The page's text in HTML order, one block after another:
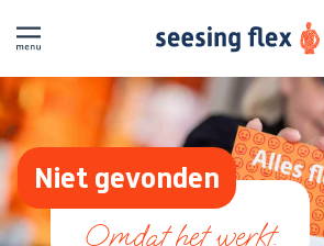
Niet gevonden